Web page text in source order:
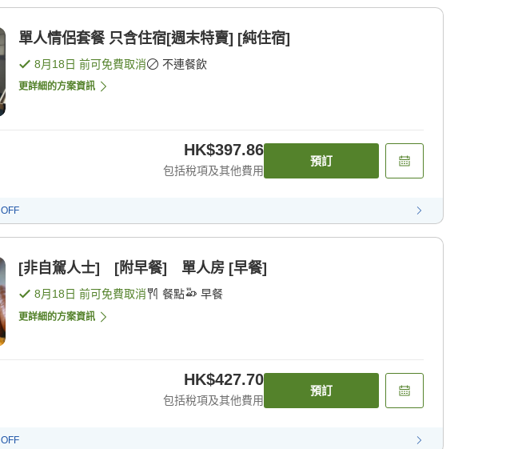
單人情侶套餐 只含住宿[週末特賣] [純住宿]
8月18日 前可免費取消 不連餐飲
更詳細的方案資訊
HK$397.86
包括稅項及其他費用
預訂
OFF
[非自駕人士] [附早餐] 單人房 [早餐]
8月18日 前可免費取消 餐點 早餐
更詳細的方案資訊
HK$427.70
包括稅項及其他費用
預訂
OFF